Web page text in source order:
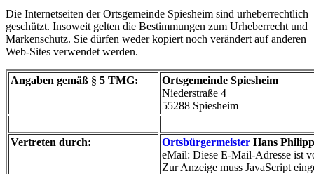
Die Internetseiten der Ortsgemeinde Spiesheim sind urheberrechtlich
geschützt. Insoweit gelten die Bestimmungen zum Urheberrecht und
Markenschutz. Sie dürfen weder kopiert noch verändert auf anderen
Web-Sites verwendet werden.
Angaben gemäß § 5 TMG:
Ortsgemeinde Spiesheim
Niederstraße 4
55288 Spiesheim
Vertreten durch: Ortsbürgermeister Hans
eMail: Diese E-Mail-Adresse ist
Zur Anzeige muss JavaScript